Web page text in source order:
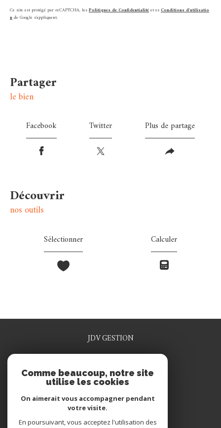
Ce site est protégé par reCAPTCHA, lesPolitiques de Confidentialitéet esConditions d'utilisatio
nde Google s'appliquent.
partager
le bien
Facebook Twitter Plus de partage
découvrir
nos outils
Sélectionner Calculer
JDV GESTION
jdv.gestion@wanadoo.fr
1 rue rené grosdidier
Comme beaucoup, notre site
utilise les cookies
On aimerait vous accompagner pendant
votre visite.
En poursuivant, vous acceptez l'utilisation des